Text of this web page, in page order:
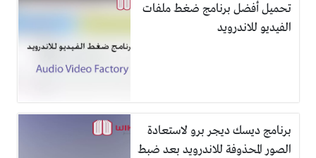
تحميل أفضل برنامج ضغط ملفات
الفيديو للاندرويد
برنامج ديسك ديجر برو لاستعادة
الصور المحذوفة للاندرويد بعد ضبط